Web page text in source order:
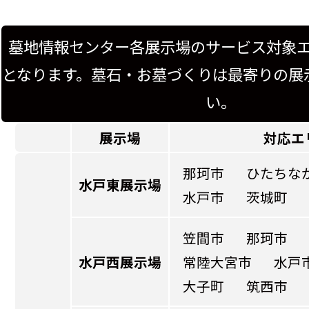
墓地情報センター各展示場のサービス対象
となります。墓石・お墓づくりは最寄りの
い。
展示場 対応エ
水戸東展示場
那珂市
ひたちな
水戸市
茨城町
水戸西展示場
笠間市
那珂市
常陸大宮市
水戸
大子町
筑西市